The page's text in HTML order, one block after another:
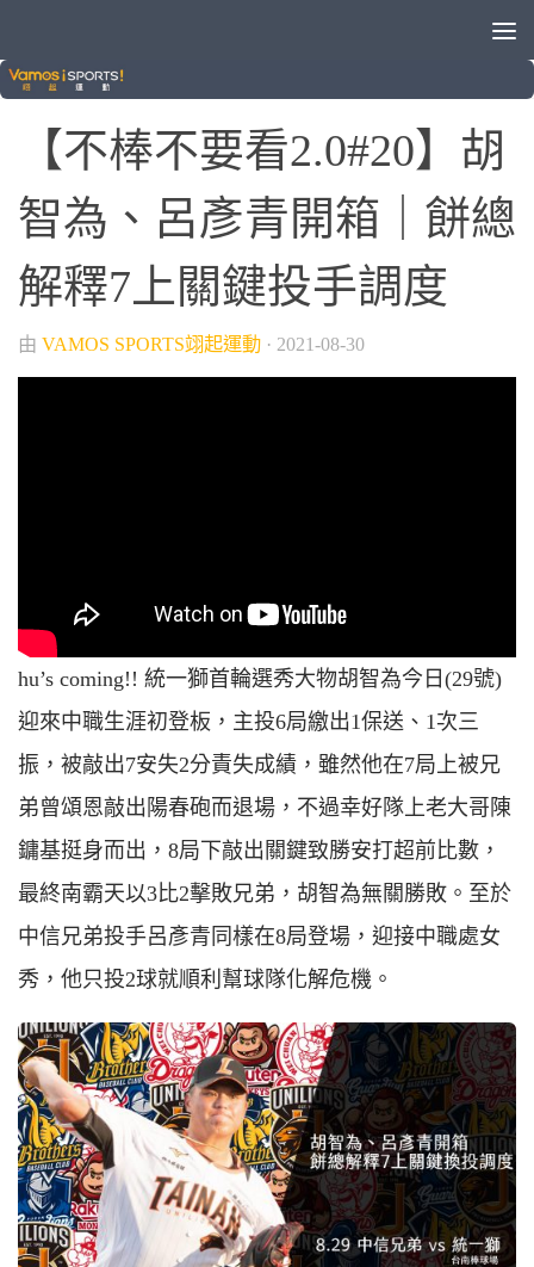
VAMOS自製節目
【不棒不要看2.0#20】胡
智為、呂彥青開箱｜餅總
解釋7上關鍵投手調度
由 VAMOS SPORTS翊起運動 · 2021-08-30
hu’s coming!! 統一獅首輪選秀大物胡智為今日(29號)
迎來中職生涯初登板，主投6局繳出1保送、1次三
振，被敲出7安失2分責失成績，雖然他在7局上被兄
弟曾頌恩敲出陽春砲而退場，不過幸好隊上老大哥陳
鏞基挺身而出，8局下敲出關鍵致勝安打超前比數，
最終南霸天以3比2擊敗兄弟，胡智為無關勝敗。至於
中信兄弟投手呂彥青同樣在8局登場，迎接中職處女
秀，他只投2球就順利幫球隊化解危機。